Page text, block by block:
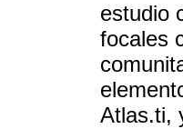
estudio
focales
Atlas.ti,